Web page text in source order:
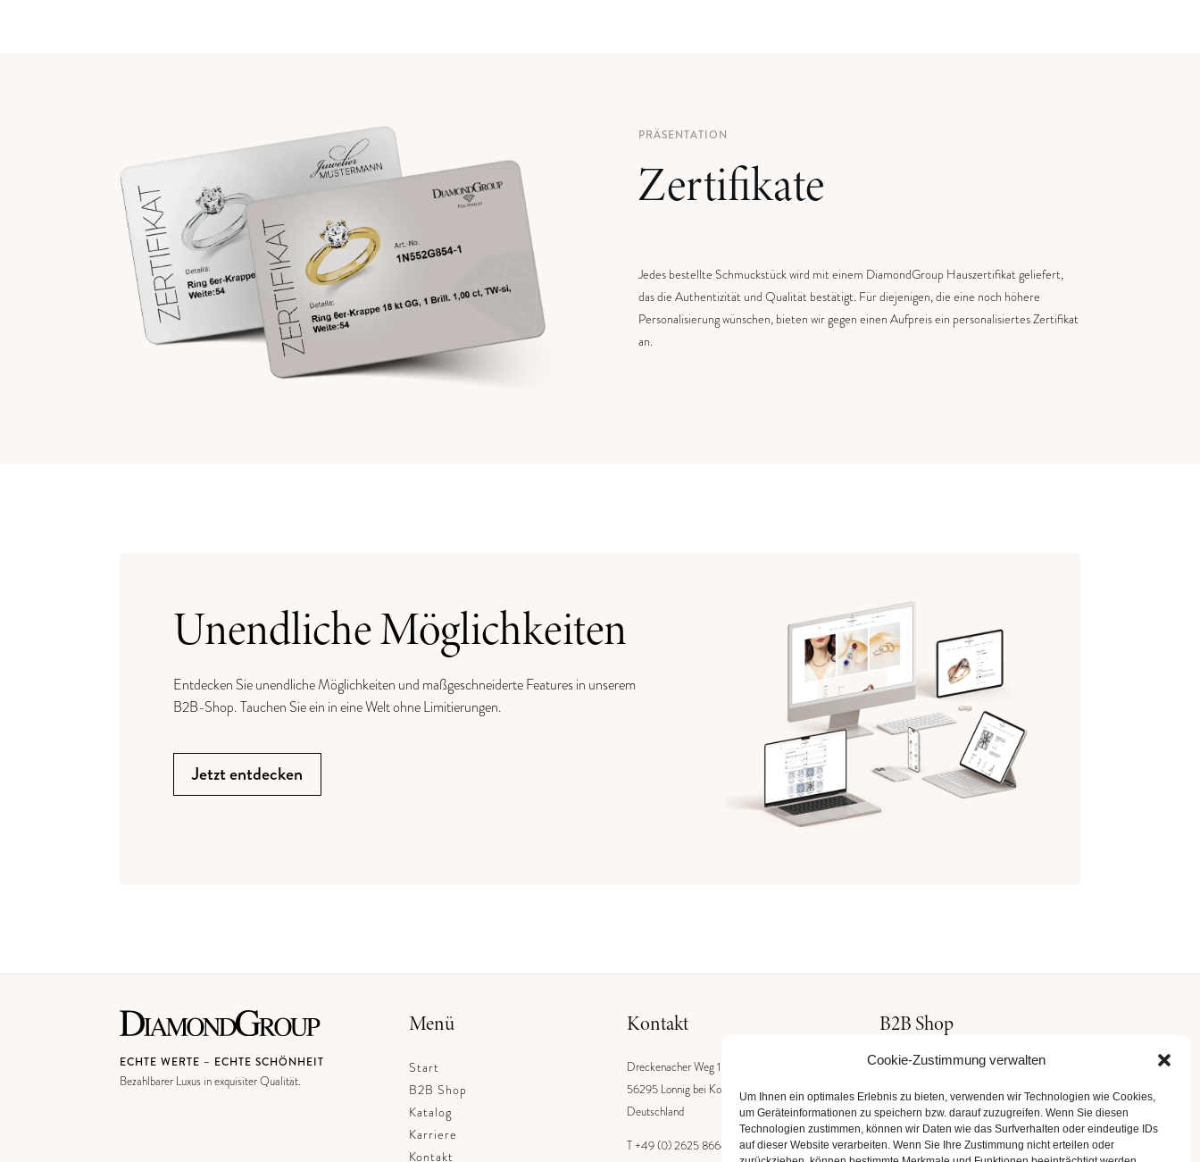
Cookie-Zustimmung verwalten
Um Ihnen ein optimales Erlebnis zu bieten, verwenden wir Technologien wie Cookies,
um Geräteinformationen zu speichern bzw. darauf zuzugreifen. Wenn Sie diesen
Technologien zustimmen, können wir Daten wie das Surfverhalten oder eindeutige IDs
auf dieser Website verarbeiten. Wenn Sie Ihre Zustimmung nicht erteilen oder
PRÄSENTATION
Zertifikate
Jedes bestellte Schmuckstück wird mit einem DiamondGroup Hauszertifikat geliefert,
das die Authentizität und Qualität bestätigt. Für diejenigen, die eine noch höhere
Personalisierung wünschen, bieten wir gegen einen Aufpreis ein personalisiertes Zertifikat
an.
Unendliche Möglichkeiten
Entdecken Sie unendliche Möglichkeiten und maßgeschneiderte Features in unserem
B2B-Shop. Tauchen Sie ein in eine Welt ohne Limitierungen.
Jetzt entdecken
ECHTE WERTE – ECHTE SCHÖNHEIT
Bezahlbarer Luxus in exquisiter Qualität.
Menü
Start
B2B Shop
Katalog
Karriere
Kontakt
Kontakt
Dreckenacher Weg 1
56295 Lonnig bei Koblenz
Deutschland
T +49 (0) 2625 866440
B2B Shop
Lassen Sie sich von unseren exquisiten
Schmuckkollektionen inspirieren.
ZUM HÄNDLERLOGIN